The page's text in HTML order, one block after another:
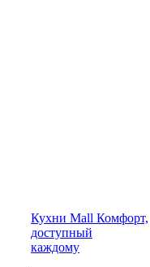
Кухни Mall Комфорт,
доступный
каждому